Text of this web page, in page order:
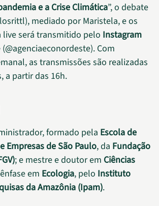
e a Crise Climática”, o debate
mediado por Maristela, e os
live será transmitido pelo Instagram
Com
as transmissões são realizadas
a partir das 16h.
formado pela Escola de
Empresas de São Paulo, da Fundação
; e mestre e doutor em Ciências
em Ecologia, pelo Instituto
da Amazônia (Ipam).